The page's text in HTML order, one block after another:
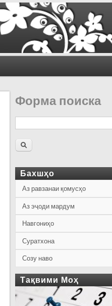
Форма поиска
Бахшҳо
Аз равзанаи қомусҳо
Аз эҷоди мардум
Навгониҳо
Суратхона
Созу наво
Тақвими Моҳ